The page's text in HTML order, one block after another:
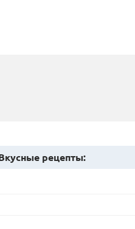
рецепты: